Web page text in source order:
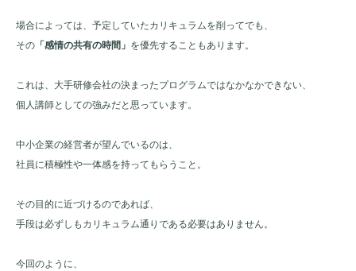
場合によっては、予定していたカリキュラムを削ってでも、
その 「感情の共有の時間」 を優先することもあります。
これは、大手研修会社の決まったプログラムではなかなかできない、
個人講師としての強みだと思っています。
中小企業の経営者が望んでいるのは、
社員に積極性や一体感を持ってもらうこと。
その目的に近づけるのであれば、
手段は必ずしもカリキュラム通りである必要はありません。
今回のように、